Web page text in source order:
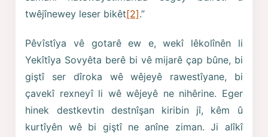
twêjînewey leser bikêt[2].”
Pêvîstîya vê gotarê ew e, wekî lêkolînên li
Yekîtîya Sovyêta berê bi vê mijarê çap bûne, bi
giştî ser dîroka wê wêjeyê rawestîyane, bi
çavekî rexneyî li wê wêjeyê ne nihêrine. Eger
hinek destkevtin destnîşan kiribin jî, kêm û
kurtîyên wê bi giştî ne anîne ziman. Ji alîkî